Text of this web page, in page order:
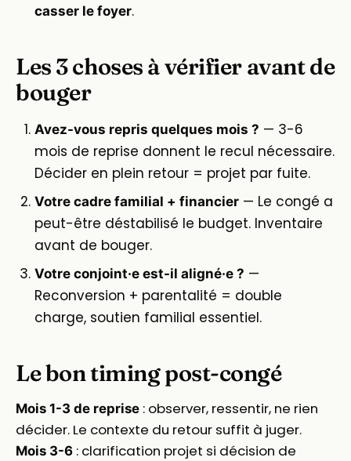
casser le foyer.
Les 3 choses à vérifier avant de
bouger
Avez-vous repris quelques mois ? — 3-6
mois de reprise donnent le recul nécessaire.
Décider en plein retour = projet par fuite.
Votre cadre familial + financier — Le congé a
peut-être déstabilisé le budget. Inventaire
avant de bouger.
Votre conjoint·e est-il aligné·e ? —
Reconversion + parentalité = double
charge, soutien familial essentiel.
Le bon timing post-congé
Mois 1-3 de reprise : observer, ressentir, ne rien
décider. Le contexte du retour suffit à juger.
Mois 3-6 : clarification projet si décision de